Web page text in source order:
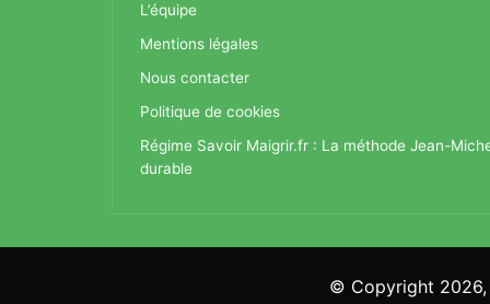
L’équipe
Mentions légales
Nous contacter
Politique de cookies
Régime Savoir Maigrir.fr : La méthode Jean-
durable
© Copyright 2026,